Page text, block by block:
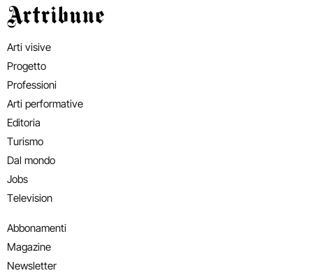
Artribune
Arti visive
Progetto
Professioni
Arti performative
Editoria
Turismo
Dal mondo
Jobs
Television
Abbonamenti
Magazine
Newsletter